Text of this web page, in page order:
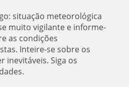
situação meteorológica
muito vigilante e informe-
as condições
Inteire-se sobre os
inevitáveis. Siga os